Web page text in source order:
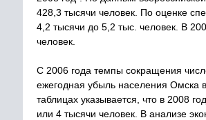
428,3 тысячи человек. По оценке
4,2 тысячи до 5,2 тыс. человек. В
человек.
С 2006 года темпы сокращения
ежегодная убыль населения Омска
таблицах указывается, что в 2008
или 4 тысячи человек. В анализе